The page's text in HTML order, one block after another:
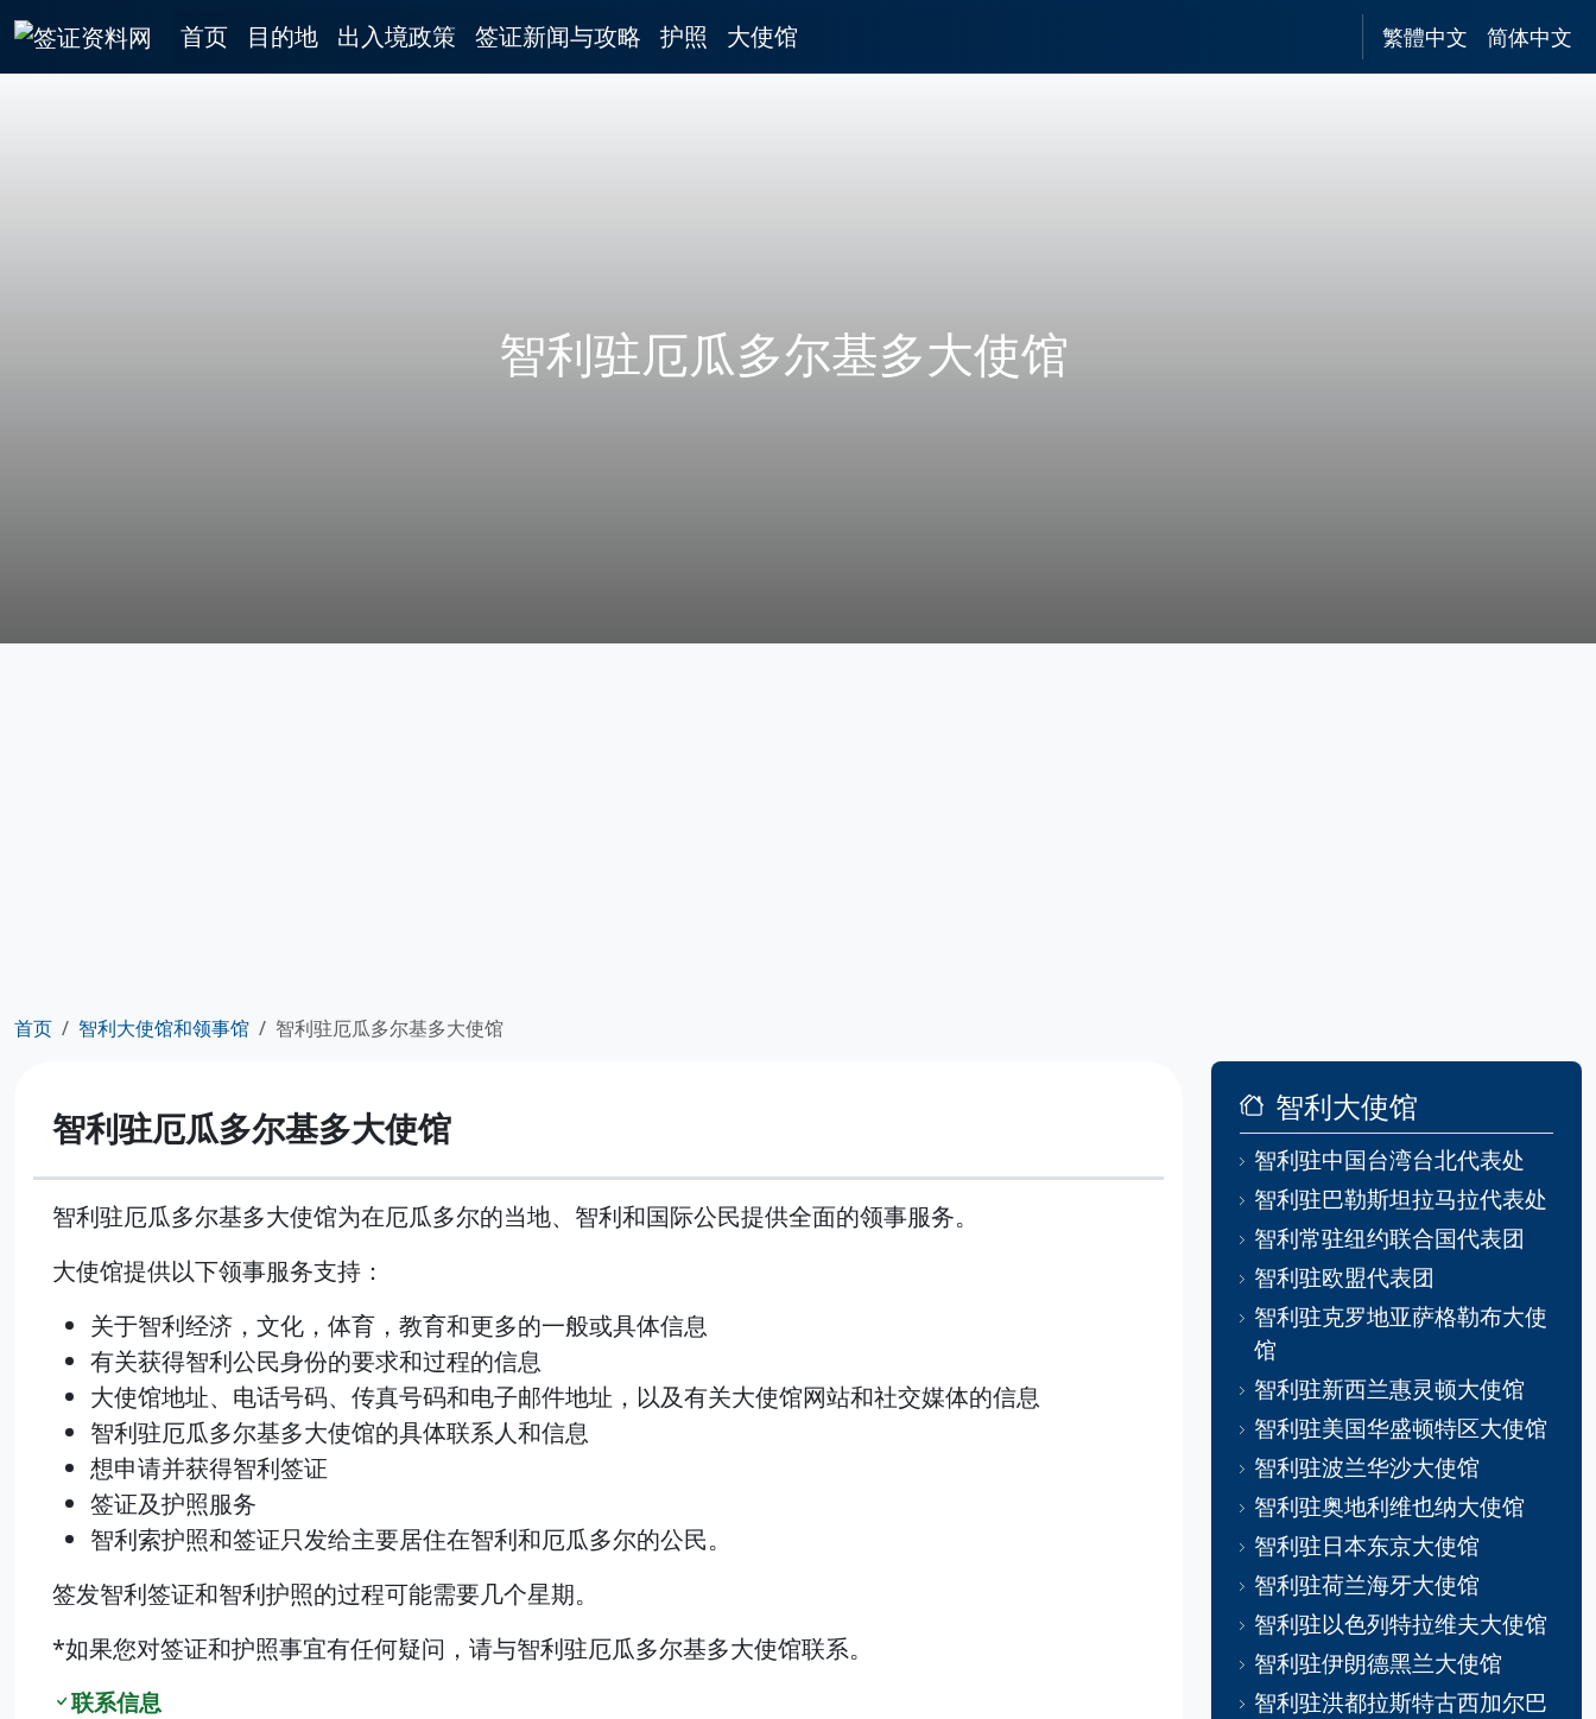
首页 目的地 出入境政策 签证新闻与攻略 护照 大使馆 繁體中文 简体中文
智利驻厄瓜多尔基多大使馆
首页 智利大使馆和领事馆 智利驻厄瓜多尔基多大使馆
智利驻厄瓜多尔基多大使馆
智利驻厄瓜多尔基多大使馆为在厄瓜多尔的当地、智利和国际公民提供全面的领事服务。
大使馆提供以下领事服务支持：
关于智利经济，文化，体育，教育和更多的一般或具体信息
有关获得智利公民身份的要求和过程的信息
大使馆地址、电话号码、传真号码和电子邮件地址，以及有关大使馆网站和社交媒体的信息
智利驻厄瓜多尔基多大使馆的具体联系人和信息
想申请并获得智利签证
签证及护照服务
智利索护照和签证只发给主要居住在智利和厄瓜多尔的公民。
签发智利签证和智利护照的过程可能需要几个星期。
*如果您对签证和护照事宜有任何疑问，请与智利驻厄瓜多尔基多大使馆联系。
联系信息
智利大使馆
智利驻中国台湾台北代表处
智利驻巴勒斯坦拉马拉代表处
智利常驻纽约联合国代表团
智利驻欧盟代表团
智利驻克罗地亚萨格勒布大使
馆
智利驻新西兰惠灵顿大使馆
智利驻美国华盛顿特区大使馆
智利驻波兰华沙大使馆
智利驻奥地利维也纳大使馆
智利驻日本东京大使馆
智利驻荷兰海牙大使馆
智利驻以色列特拉维夫大使馆
智利驻伊朗德黑兰大使馆
智利驻洪都拉斯特古西加尔巴